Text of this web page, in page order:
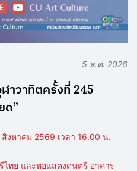
5 ส.ค. 2026
าวาทิตครั้งที่ 245
ด”
งหาคม 2569 เวลา 16.00 น.
ทย และหอแสดงดนตรี อาคาร